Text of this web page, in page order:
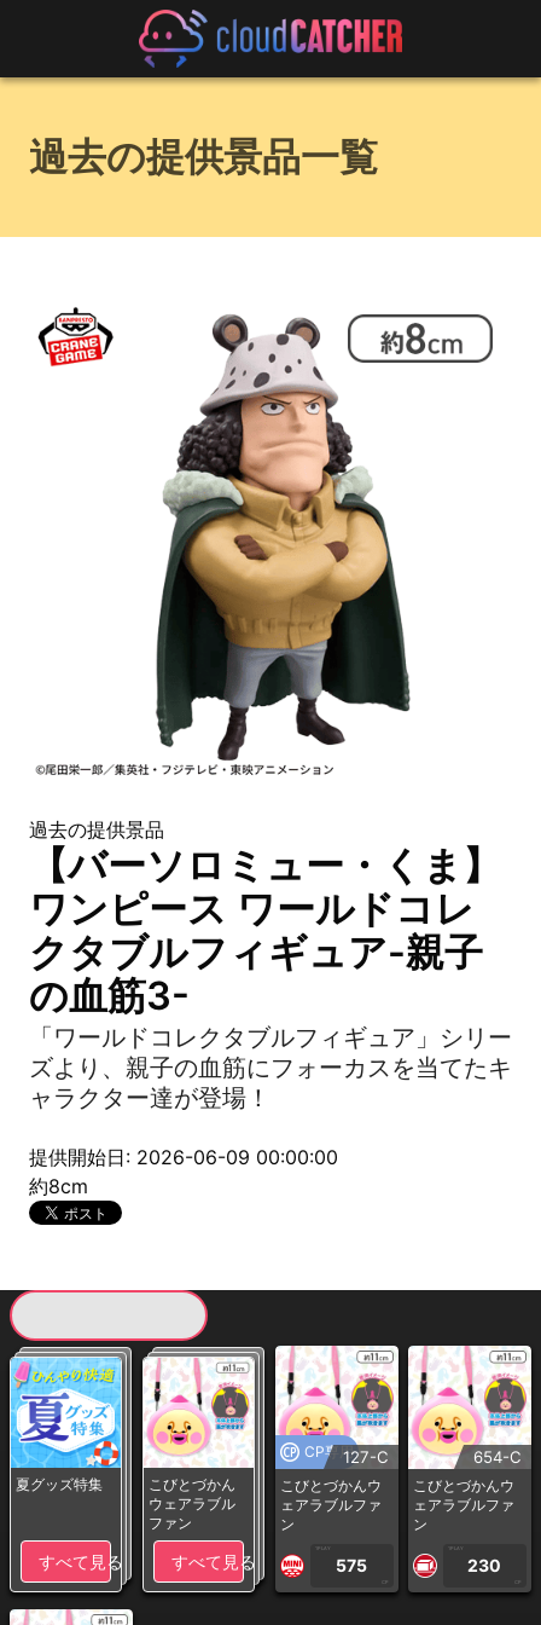
過去の提供景品一覧
過去の提供景品
【バーソロミュー・くま】
ワンピース ワールドコレ
クタブルフィギュア-親子
の血筋3-
「ワールドコレクタブルフィギュア」シリー
ズより、親子の血筋にフォーカスを当てたキ
ャラクター達が登場！
提供開始日: 2026-06-09 00:00:00
約8cm
夏グッズ特集
すべて見る
こびとづかん
ウェアラブル
ファン
すべて見る
CP専用127-C
こびとづかんウ
ェアラブルファ
ン
1PLAY
575
CP
654-C
こびとづかんウ
ェアラブルファ
ン
1PLAY
230
CP